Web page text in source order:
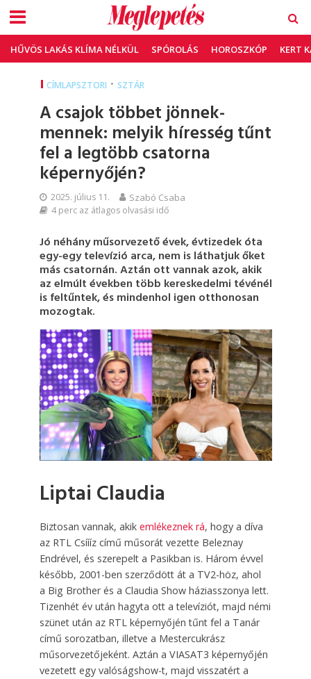
HŰVÖS LAKÁS KLÍMA NÉLKÜL SPÓROLÁS HOROSZKÓP KERT
CÍMLAPSZTORI • SZTÁR
A csajok többet jönnek-
mennek: melyik híresség tűnt
fel a legtöbb csatorna
képernyőjén?
2025. július 11. Szabó Csaba
4 perc az átlagos olvasási idő
Jó néhány műsorvezető évek, évtizedek óta
egy-egy televízió arca, nem is láthatjuk őket
más csatornán. Aztán ott vannak azok, akik
az elmúlt években több kereskedelmi tévénél
is feltűntek, és mindenhol igen otthonosan
mozogtak.
Liptai Claudia
Biztosan vannak, akik emlékeznek rá, hogy a díva
az RTL Csíííz című műsorát vezette Beleznay
Endrével, és szerepelt a Pasikban is. Három évvel
később, 2001-ben szerződött át a TV2-höz, ahol
a Big Brother és a Claudia Show háziasszonya lett.
Tizenhét év után hagyta ott a televíziót, majd némi
szünet után az RTL képernyőjén tűnt fel a Tanár
című sorozatban, illetve a Mestercukrász
műsorvezetőjeként. Aztán a VIASAT3 képernyőjén
vezetett egy valóságshow-t, majd visszatért a